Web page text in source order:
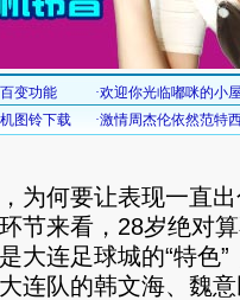
何要让表现一直出
节来看，28岁绝对
大连足球城的“特色
连队的韩文海、魏